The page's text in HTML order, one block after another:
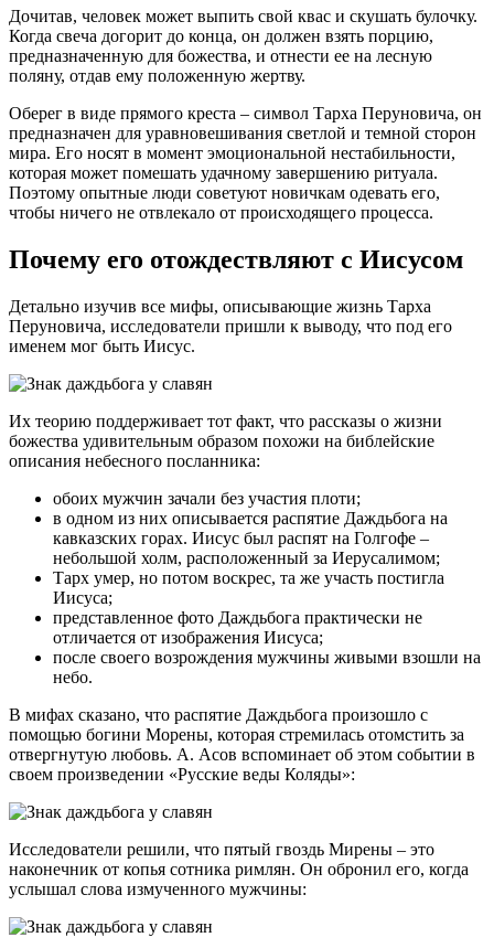
Дочитав, человек может выпить свой квас и скушать булочку.
Когда свеча догорит до конца, он должен взять порцию,
предназначенную для божества, и отнести ее на лесную
поляну, отдав ему положенную жертву.
Оберег в виде прямого креста – символ Тарха Перуновича, он
предназначен для уравновешивания светлой и темной сторон
мира. Его носят в момент эмоциональной нестабильности,
которая может помешать удачному завершению ритуала.
Поэтому опытные люди советуют новичкам одевать его,
чтобы ничего не отвлекало от происходящего процесса.
Почему его отождествляют с Иисусом
Детально изучив все мифы, описывающие жизнь Тарха
Перуновича, исследователи пришли к выводу, что под его
именем мог быть Иисус.
Их теорию поддерживает тот факт, что рассказы о жизни
божества удивительным образом похожи на библейские
описания небесного посланника:
обоих мужчин зачали без участия плоти;
в одном из них описывается распятие Даждьбога на
кавказских горах. Иисус был распят на Голгофе –
небольшой холм, расположенный за Иерусалимом;
Тарх умер, но потом воскрес, та же участь постигла
Иисуса;
представленное фото Даждьбога практически не
отличается от изображения Иисуса;
после своего возрождения мужчины живыми взошли на
небо.
В мифах сказано, что распятие Даждьбога произошло с
помощью богини Морены, которая стремилась отомстить за
отвергнутую любовь. А. Асов вспоминает об этом событии в
своем произведении «Русские веды Коляды»:
Исследователи решили, что пятый гвоздь Мирены – это
наконечник от копья сотника римлян. Он обронил его, когда
услышал слова измученного мужчины: